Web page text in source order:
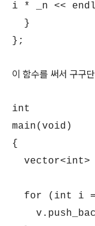
i * _n <<
}
};
이 함수를 써서 구구
int
main(void)
{
vector<int>
for (int i =